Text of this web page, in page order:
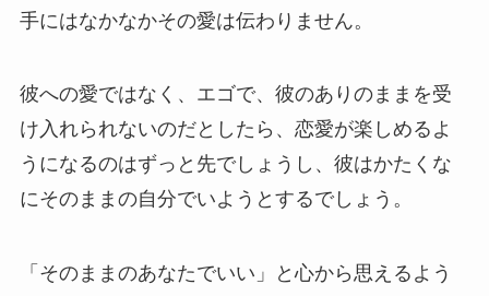
手にはなかなかその愛は伝わりません。
彼への愛ではなく、エゴで、彼のありのままを受
け入れられないのだとしたら、恋愛が楽しめるよ
うになるのはずっと先でしょうし、彼はかたくな
にそのままの自分でいようとするでしょう。
「そのままのあなたでいい」と心から思えるよう